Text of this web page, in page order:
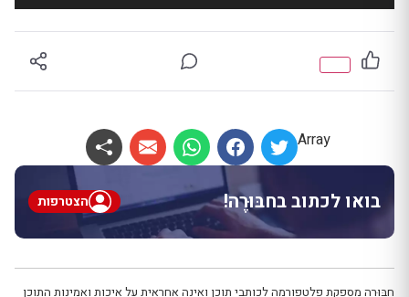
Array
בואו לכתוב בחבּוּרֶה! הצטרפות
חבּוּרֶה מספקת פלטפורמה לכותבי תוכן ואינה אחראית על איכות ואמינות התוכן